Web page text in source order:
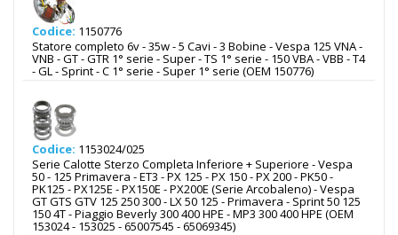
Codice: 1150776
Statore completo 6v - 35w - 5 Cavi - 3 Bobine - Vespa 125 VNA -
VNB - GT - GTR 1° serie - Super - TS 1° serie - 150 VBA - VBB - T4
- GL - Sprint - C 1° serie - Super 1° serie (OEM 150776)
Codice: 1153024/025
Serie Calotte Sterzo Completa Inferiore + Superiore - Vespa
50 - 125 Primavera - ET3 - PX 125 - PX 150 - PX 200 - PK50 -
PK125 - PX125E - PX150E - PX200E (Serie Arcobaleno) - Vespa
GT GTS GTV 125 250 300 - LX 50 125 - Primavera - Sprint 50 125
150 4T - Piaggio Beverly 300 400 HPE - MP3 300 400 HPE (OEM
153024 - 153025 - 65007545 - 65069345)